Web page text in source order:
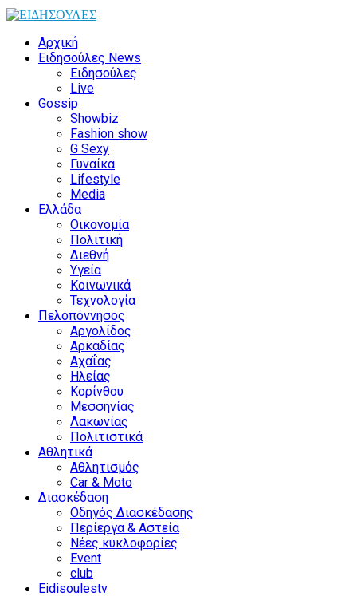
Αρχική
Ειδησούλες News
Ειδησούλες
Live
Gossip
Showbiz
Fashion show
G Sexy
Γυναίκα
Lifestyle
Media
Ελλάδα
Οικονομία
Πολιτική
Διεθνή
Υγεία
Κοινωνικά
Τεχνολογία
Πελοπόννησος
Αργολίδος
Αρκαδίας
Αχαΐας
Ηλείας
Κορίνθου
Μεσσηνίας
Λακωνίας
Πολιτιστικά
Αθλητικά
Αθλητισμός
Car & Moto
Διασκέδαση
Οδηγός Διασκέδασης
Περίεργα & Αστεία
Νέες κυκλοφορίες
Event
club
Eidisoulestv